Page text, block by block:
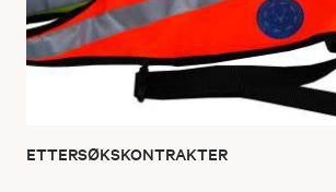
ETTERSØKSKONTRAKTER